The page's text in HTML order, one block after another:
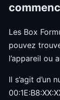
Les Box
pouvez
l’appareil ou
Il s’agit d’un